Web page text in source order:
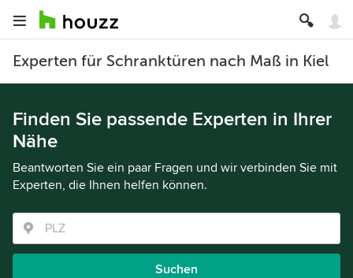
Experten für Schranktüren nach Maß in Kiel
Finden Sie passende Experten in Ihrer
Nähe
Beantworten Sie ein paar Fragen und wir verbinden Sie mit
Experten, die Ihnen helfen können.
Suchen